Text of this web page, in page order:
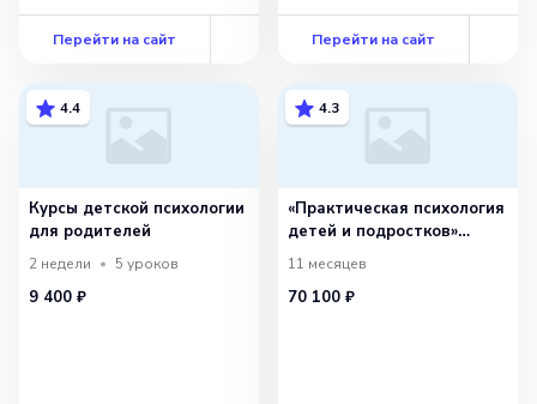
Перейти на сайт Перейти на сайт
4.4
Курсы детской психологии
для родителей
2 недели 5 уроков
9 400 ₽
4.3
«Практическая психология
детей и подростков»
с присвоением
квалификации «Детский
психолог»
11 месяцев
70 100 ₽